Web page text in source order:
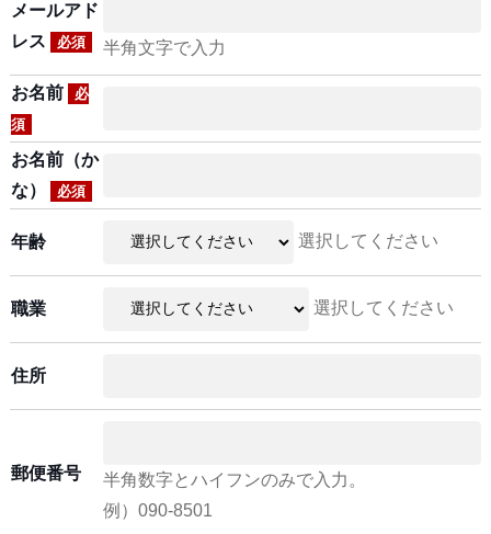
メールアド
レス
必須 半角文字で入力
お名前
必
須
お名前（か
な）
必須
年齢 選択してください
職業 選択してください
住所
郵便番号
半角数字とハイフンのみで入力。
例）090-8501